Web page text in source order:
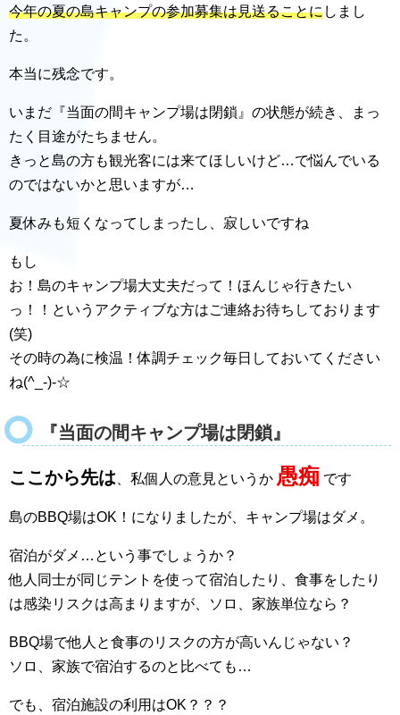
今年の夏の島キャンプの参加募集は見送ることにしまし
た。
本当に残念です。
いまだ『当面の間キャンプ場は閉鎖』の状態が続き、まっ
たく目途がたちません。
きっと島の方も観光客には来てほしいけど…で悩んでいる
のではないかと思いますが…
夏休みも短くなってしまったし、寂しいですね
もし
お！島のキャンプ場大丈夫だって！ほんじゃ行きたい
っ！！というアクティブな方はご連絡お待ちしております
(笑)
その時の為に検温！体調チェック毎日しておいてください
ね(^_-)-☆
『当面の間キャンプ場は閉鎖』
ここから先は 、私個人の意見というか 愚痴 です
島のBBQ場はOK！になりましたが、キャンプ場はダメ。
宿泊がダメ…という事でしょうか？
他人同士が同じテントを使って宿泊したり、食事をしたり
は感染リスクは高まりますが、ソロ、家族単位なら？
BBQ場で他人と食事のリスクの方が高いんじゃない？
ソロ、家族で宿泊するのと比べても…
でも、宿泊施設の利用はOK？？？